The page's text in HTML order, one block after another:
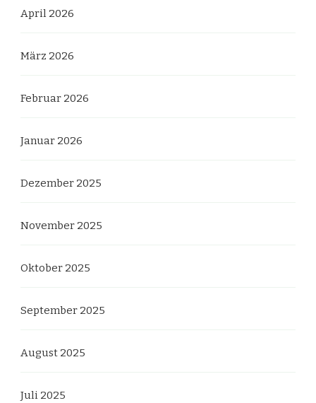
April 2026
März 2026
Februar 2026
Januar 2026
Dezember 2025
November 2025
Oktober 2025
September 2025
August 2025
Juli 2025